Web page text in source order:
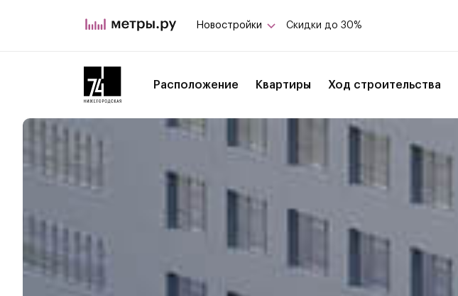
Новостройки Скидки до 30%
Расположение Квартиры Ход строительства